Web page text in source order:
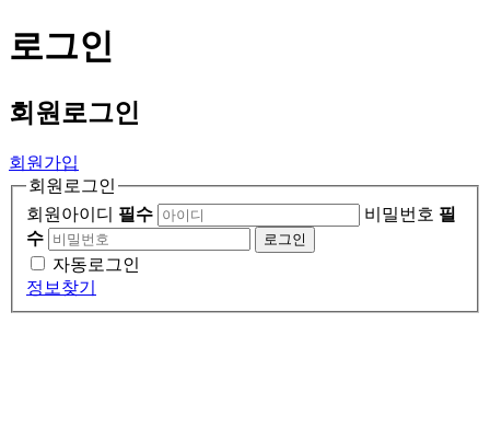
로그인
회원 로그인
회원가입
회원로그인
회원아이디 필수 비밀번호 필
수
로그인
자동로그인
정보찾기